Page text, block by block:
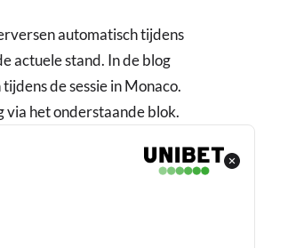
automatisch tijdens
actuele stand. In de blog
de sessie in Monaco.
via het onderstaande blok.